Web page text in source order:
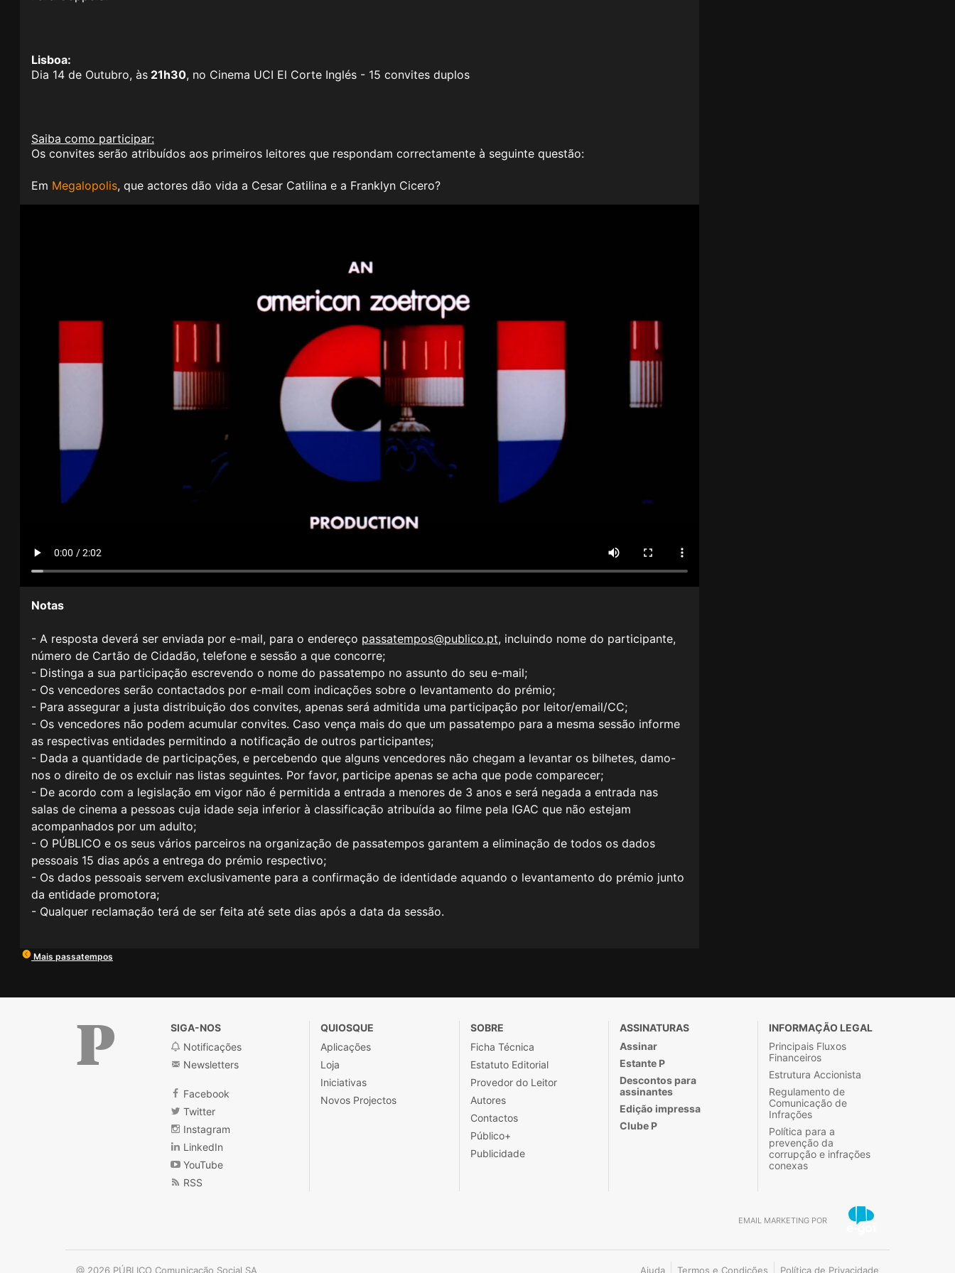
Lisboa:
Dia 14 de Outubro, às 21h30, no Cinema UCI El Corte Inglés - 15 convites duplos
Saiba como participar:
Os convites serão atribuídos aos primeiros leitores que respondam correctamente à seguinte questão:
Em Megalopolis, que actores dão vida a Cesar Catilina e a Franklyn Cicero?
Notas
- A resposta deverá ser enviada por e-mail, para o endereço passatempos@publico.pt, incluindo nome do participante,
número de Cartão de Cidadão, telefone e sessão a que concorre;
- Distinga a sua participação escrevendo o nome do passatempo no assunto do seu e-mail;
- Os vencedores serão contactados por e-mail com indicações sobre o levantamento do prémio;
- Para assegurar a justa distribuição dos convites, apenas será admitida uma participação por leitor/email/CC;
- Os vencedores não podem acumular convites. Caso vença mais do que um passatempo para a mesma sessão informe
as respectivas entidades permitindo a notificação de outros participantes;
- Dada a quantidade de participações, e percebendo que alguns vencedores não chegam a levantar os bilhetes, damo-
nos o direito de os excluir nas listas seguintes. Por favor, participe apenas se acha que pode comparecer;
- De acordo com a legislação em vigor não é permitida a entrada a menores de 3 anos e será negada a entrada nas
salas de cinema a pessoas cuja idade seja inferior à classificação atribuída ao filme pela IGAC que não estejam
acompanhados por um adulto;
- O PÚBLICO e os seus vários parceiros na organização de passatempos garantem a eliminação de todos os dados
pessoais 15 dias após a entrega do prémio respectivo;
- Os dados pessoais servem exclusivamente para a confirmação de identidade aquando o levantamento do prémio junto
da entidade promotora;
- Qualquer reclamação terá de ser feita até sete dias após a data da sessão.
Mais passatempos
Público
SIGA-NOS
Notificações
Newsletters
Facebook
Twitter
Instagram
LinkedIn
YouTube
RSS
QUIOSQUE
Aplicações
Loja
Iniciativas
Novos Projectos
SOBRE
Ficha Técnica
Estatuto Editorial
Provedor do Leitor
Autores
Contactos
Público+
Publicidade
ASSINATURAS
Assinar
Estante P
Descontos para
assinantes
Edição impressa
Clube P
INFORMAÇÃO LEGAL
Principais Fluxos
Financeiros
Estrutura Accionista
Regulamento de
Comunicação de
Infrações
Política para a
prevenção da
corrupção e infrações
conexas
EMAIL MARKETING POR
@ 2026 PÚBLICO Comunicação Social SA Ajuda Termos e Condições Política de Privacidade